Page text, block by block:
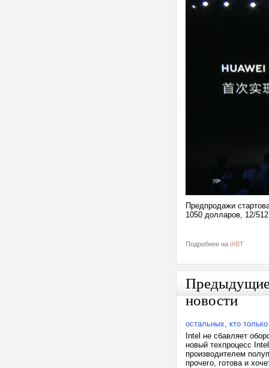
Предпродажи
1050 долларов, 12/
Подробнее на iXBT
новости
остальных, кто
Intel не сбавляет
новый техпроцесс
производителем
прочего, готова и